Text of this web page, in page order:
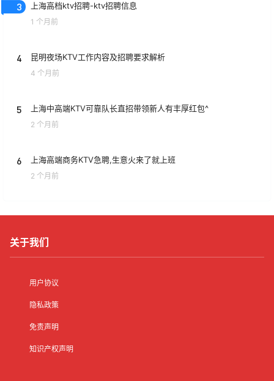
3 上海高档ktv招聘-ktv招聘信息
1 个月前
4 昆明夜场KTV工作内容及招聘要求解析
4 个月前
5 上海中高端KTV可靠队长直招带领新人有丰厚红包^
2 个月前
6 上海高端商务KTV急聘,生意火来了就上班
2 个月前
关于我们
用户协议
隐私政策
免责声明
知识产权声明